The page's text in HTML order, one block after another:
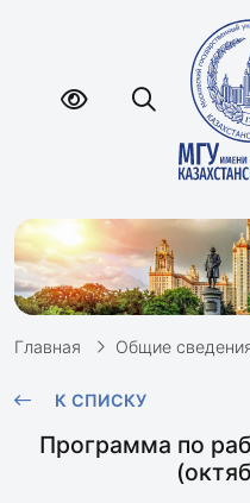
Главная Общие
К СПИСКУ
Программа по